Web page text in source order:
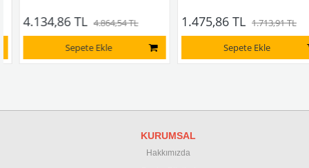
4.134,86 TL 4.864,54 TL
Sepete Ekle
1.475,86 TL 1.713,91 TL
Sepete Ekle
KURUMSAL
Hakkımızda